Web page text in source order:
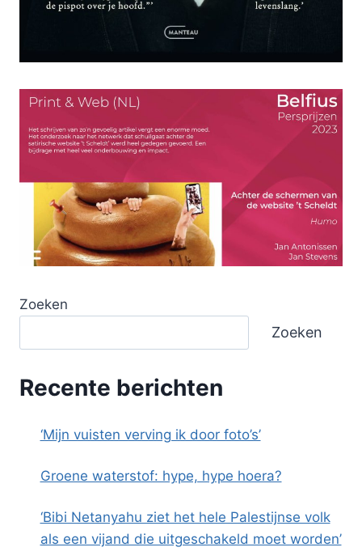
Zoeken
Zoeken
Recente berichten
‘Mijn vuisten verving ik door foto’s’
Groene waterstof: hype, hype hoera?
‘Bibi Netanyahu ziet het hele Palestijnse volk
als een vijand die uitgeschakeld moet worden’